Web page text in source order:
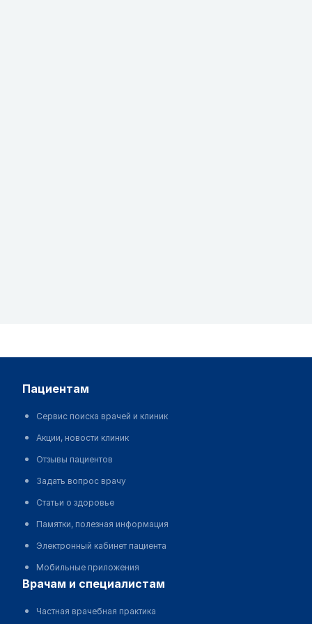
пациентам
Сервис поиска врачей и клиник
Акции, новости клиник
Отзывы пациентов
Задать вопрос врачу
Статьи о здоровье
Памятки, полезная информация
Электронный кабинет пациента
Мобильные приложения
врачам и специалистам
Частная врачебная практика